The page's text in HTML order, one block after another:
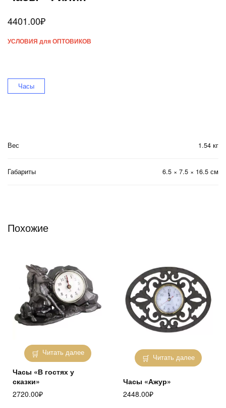
4401.00₽
УСЛОВИЯ для ОПТОВИКОВ
Часы
Вес 1.54 кг
Габариты 6.5 × 7.5 × 16.5 см
Похожие
Читать далее
Часы «В гостях у
сказки»
2720.00₽
Читать далее
Часы «Ажур»
2448.00₽